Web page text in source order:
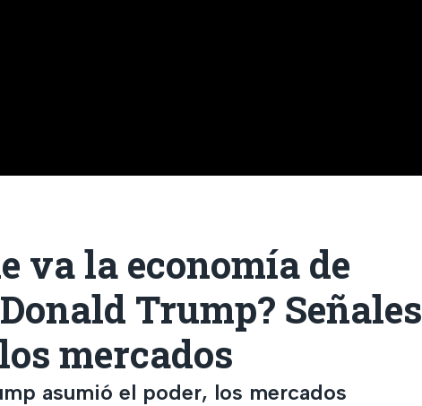
va la economía de
Trump? Señales
mercados
asumió el poder, los mercados